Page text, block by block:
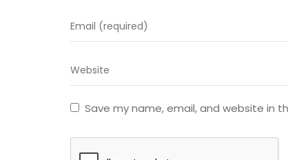
Save my name, email, and website in